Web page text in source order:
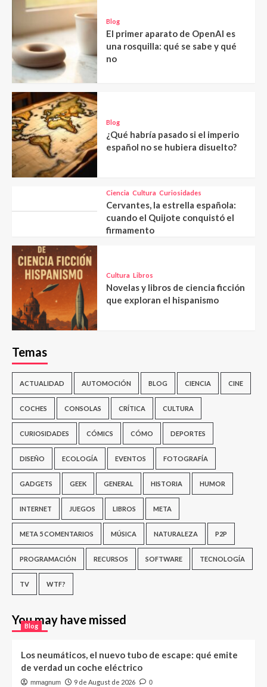
Blog
El primer aparato de OpenAI es
una rosquilla: qué se sabe y qué
no
Blog
¿Qué habría pasado si el imperio
español no se hubiera disuelto?
Ciencia Cultura Curiosidades
Cervantes, la estrella española:
cuando el Quijote conquistó el
firmamento
Cultura Libros
Novelas y libros de ciencia ficción
que exploran el hispanismo
Temas
ACTUALIDAD AUTOMOCIÓN BLOG CIENCIA CINE
COCHES CONSOLAS CRÍTICA CULTURA
CURIOSIDADES CÓMICS CÓMO DEPORTES
DISEÑO ECOLOGÍA EVENTOS FOTOGRAFÍA
GADGETS GEEK GENERAL HISTORIA HUMOR
INTERNET JUEGOS LIBROS META
META 5 COMENTARIOS MÚSICA NATURALEZA P2P
PROGRAMACIÓN RECURSOS SOFTWARE TECNOLOGÍA
TV WTF?
You may have missed
Blog
Los neumáticos, el nuevo tubo de escape: qué emite
de verdad un coche eléctrico
mmagnum 9 de August de 2026 0